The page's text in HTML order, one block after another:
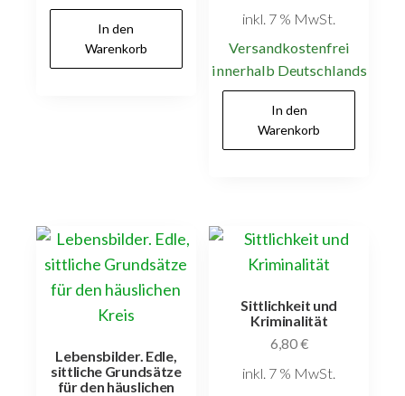
In den
Warenkorb
inkl. 7 % MwSt.
Versandkostenfrei
innerhalb Deutschlands
In den
Warenkorb
Lebensbilder. Edle,
sittliche Grundsätze
für den häuslichen
Sittlichkeit und
Kriminalität
6,80€
inkl. 7 % MwSt.